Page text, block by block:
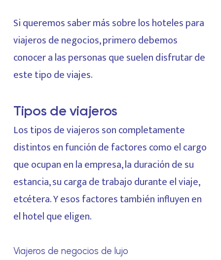
Si queremos saber más sobre los hoteles para
viajeros de negocios, primero debemos
conocer a las personas que suelen disfrutar de
este tipo de viajes.
Tipos de viajeros
Los tipos de viajeros son completamente
distintos en función de factores como el cargo
que ocupan en la empresa, la duración de su
estancia, su carga de trabajo durante el viaje,
etcétera. Y esos factores también influyen en
el hotel que eligen.
Viajeros de negocios de lujo